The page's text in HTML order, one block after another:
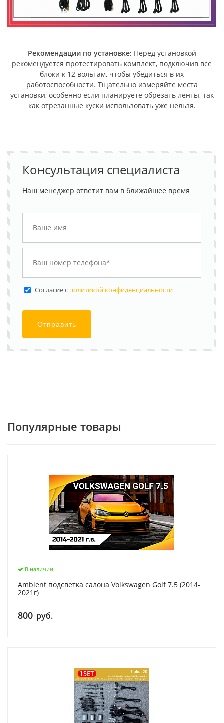
Рекомендации по установке: Перед установкой
рекомендуется протестировать комплект, подключив все
блоки к 12 вольтам, чтобы убедиться в их
работоспособности. Тщательно измеряйте места
установки, особенно если планируете обрезать ленты, так
как отрезанные куски использовать уже нельзя.
Консультация специалиста
Наш менеджер ответит вам в ближайшее время
Cогласие с политикой конфиденциальности
Отправить
Популярные товары
В наличии
Ambient подсветка салона Volkswagen Golf 7.5 (2014-
2021г)
800 руб.